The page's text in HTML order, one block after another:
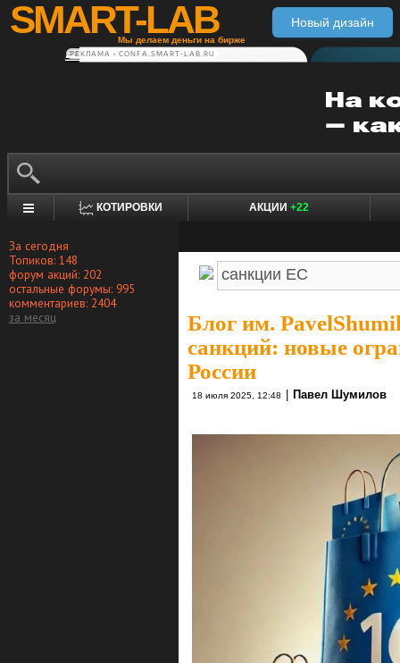
SMART-LAB
Мы делаем деньги на бирже
Новый дизайн
РЕКЛАМА • CONFA.SMART-LAB.RU
КОТИРОВКИ АКЦИИ +22
За сегодня
Топиков: 148
форум акций: 202
остальные форумы: 995
комментариев: 2404
за месяц
Блог им.
санкций: новые
России
18 июля 2025, 12:48 Павел Шумилов